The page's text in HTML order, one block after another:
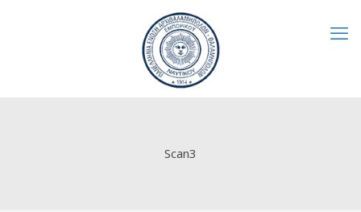
Scan3